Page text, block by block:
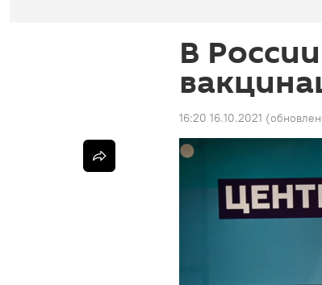
В
16:20 16.10.2021